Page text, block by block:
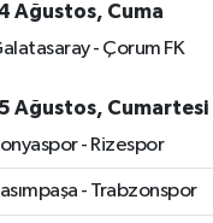
Ağustos, Cuma
- Çorum FK
Ağustos, Cumartesi
- Rizespor
- Trabzonspor